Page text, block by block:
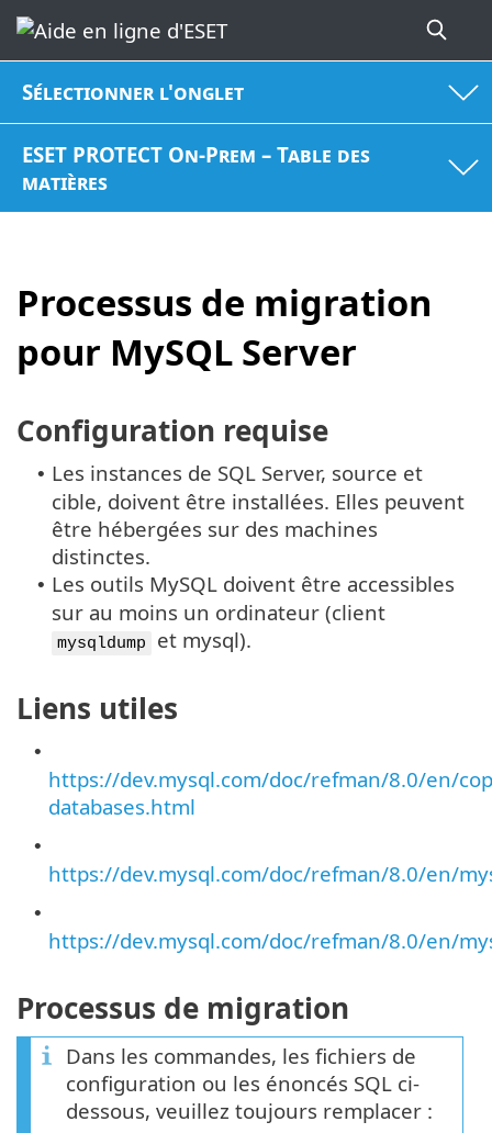
Sélectionner l'onglet
ESET PROTECT On-Prem – Table des
matières
Processus de migration
pour MySQL Server
Configuration requise
• Les instances de SQL Server, source et
cible, doivent être installées. Elles peuvent
être hébergées sur des machines
distinctes.
• Les outils MySQL doivent être accessibles
sur au moins un ordinateur (client
mysqldump et mysql).
Liens utiles
•
https://dev.mysql.com/doc/refman/8.0/en/
databases.html
•
https://dev.mysql.com/doc/refman/8.0/en/
•
https://dev.mysql.com/doc/refman/8.0/en/
Processus de migration
Dans les commandes, les fichiers de
configuration ou les énoncés SQL ci-
dessous, veuillez toujours remplacer :